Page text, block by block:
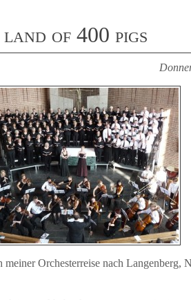
of 400 pigs
Orchesterreise nach Langenberg,